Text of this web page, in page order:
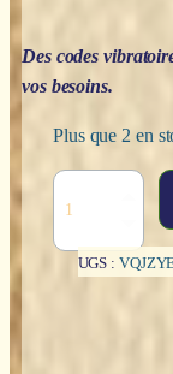
Des codes
vos besoins.
Plus que 2 en
formules
UGS :